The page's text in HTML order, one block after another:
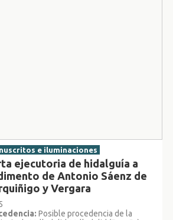
e iluminaciones
ejecutoria de hidalguía a
de Antonio Sáenz de
y Vergara
Posible procedencia de la